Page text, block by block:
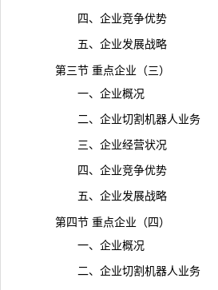
四、企业竞争优势
五、企业发展战略
第三节 重点企业（三）
一、企业概况
二、企业切割机器人业务
三、企业经营状况
四、企业竞争优势
五、企业发展战略
第四节 重点企业（四）
一、企业概况
二、企业切割机器人业务